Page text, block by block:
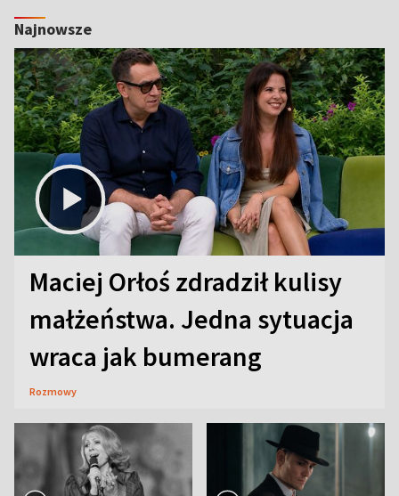
Najnowsze
Maciej Orłoś zdradził kulisy
małżeństwa. Jedna sytuacja
wraca jak bumerang
Rozmowy